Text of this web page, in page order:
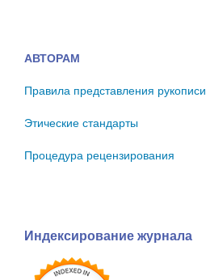
АВТОРАМ
Правила представления рукописи
Этические стандарты
Процедура рецензирования
Индексирование журнала